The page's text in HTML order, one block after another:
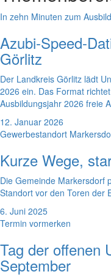
In zehn Minuten zum
Azubi-Speed-
Görlitz
Der Landkreis Görlitz lädt
2026 ein. Das Format
Ausbildungsjahr 2026 freie
12. Januar 2026
Gewerbestandort
Kurze Wege,
Die Gemeinde Markersdorf
Standort vor den Toren der
6. Juni 2025
Termin vormerken
Tag der offenen
September